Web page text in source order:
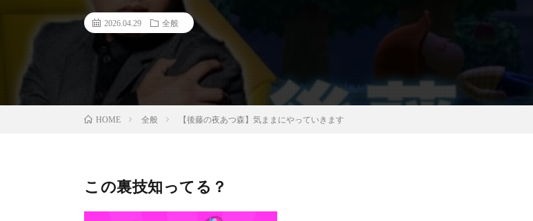
2026.04.29 全般
HOME 全般 【後藤の夜あつ森】気ままにやっていきます
この裏技知ってる？